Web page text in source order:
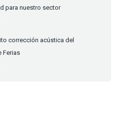
para nuestro sector
corrección acústica del
Ferias